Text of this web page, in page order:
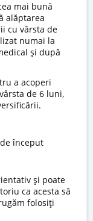
mai bună
alăptarea
cu vârsta de
numai la
și după
a acoperi
de 6 luni,
început
și poate
ca acesta să
folosiți